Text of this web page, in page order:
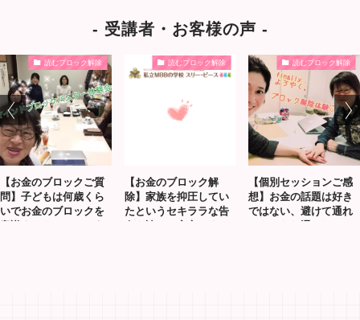
- 受講者・お客様の声 -
読むブロック解除
【お金のブロックご質
問】子どもは何歳くら
いでお金のブロックを
読むブロック解除
【お金のブロック解
除】家族を抑圧してい
たというセキララな告
読むブロック解除
【個別セッションご感
想】お金の話題は好き
ではない、避けて通れ